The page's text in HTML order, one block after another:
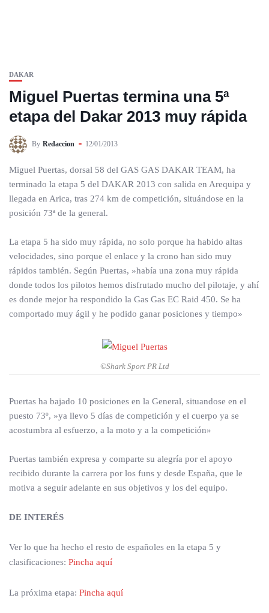
DAKAR
Miguel Puertas termina una 5ª
etapa del Dakar 2013 muy rápida
By Redaccion 12/01/2013
Miguel Puertas, dorsal 58 del GAS GAS DAKAR TEAM, ha
terminado la etapa 5 del DAKAR 2013 con salida en Arequipa y
llegada en Arica, tras 274 km de competición, situándose en la
posición 73ª de la general.
La etapa 5 ha sido muy rápida, no solo porque ha habido altas
velocidades, sino porque el enlace y la crono han sido muy
rápidos también. Según Puertas, »había una zona muy rápida
donde todos los pilotos hemos disfrutado mucho del pilotaje, y ahí
es donde mejor ha respondido la Gas Gas EC Raid 450. Se ha
comportado muy ágil y he podido ganar posiciones y tiempo»
©Shark Sport PR Ltd
Puertas ha bajado 10 posiciones en la General, situandose en el
puesto 73º, »ya llevo 5 días de competición y el cuerpo ya se
acostumbra al esfuerzo, a la moto y a la competición»
Puertas también expresa y comparte su alegría por el apoyo
recibido durante la carrera por los funs y desde España, que le
motiva a seguir adelante en sus objetivos y los del equipo.
DE INTERÉS
Ver lo que ha hecho el resto de españoles en la etapa 5 y
clasificaciones: Pincha aquí
La próxima etapa: Pincha aquí